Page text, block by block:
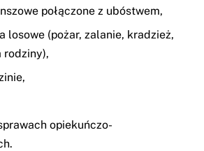
połączone z ubóstwem,
losowe (pożar, zalanie, kradzież,
rodziny),
opiekuńczo-